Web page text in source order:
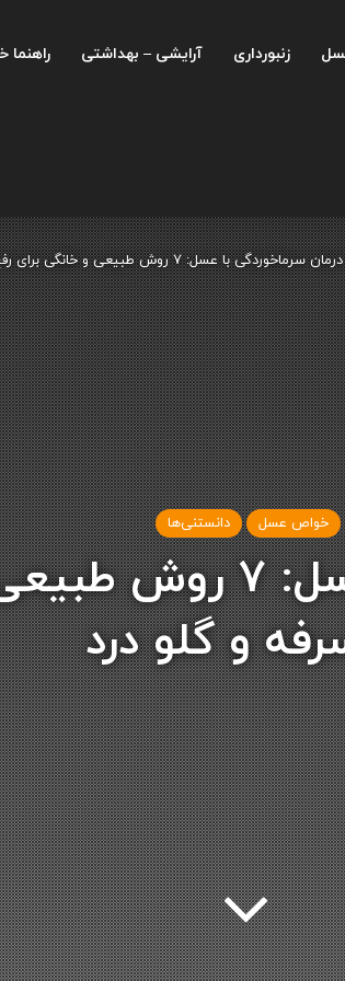
زنبورداری آرایشی – بهداشتی راهنما
درمان سرماخوردگی با عسل: ۷ روش طبیعی و خانگی برای رفع سرفه و گلو درد
خواص عسل دانستنی‌ها
درمان سرماخوردگی با
و گلو درد